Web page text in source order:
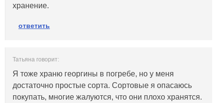
хранение.
ответить
Татьяна говорит:
Я тоже храню георгины в погребе, но у меня
достаточно простые сорта. Сортовые я опасаюсь
покупать, многие жалуются, что они плохо хранятся.